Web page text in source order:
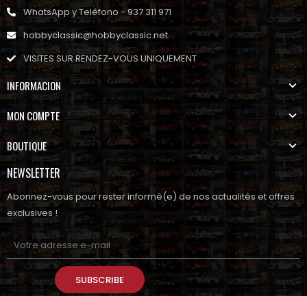
WhatsApp y Teléfono - 937 311 971
hobbyclassic@hobbyclassic.net
VISITES SUR RENDEZ-VOUS UNIQUEMENT
INFORMACION
MON COMPTE
BOUTIQUE
NEWSLETTER
Abonnez-vous pour rester informé(e) de nos actualités et offres
exclusives !
SUBSCRIBE